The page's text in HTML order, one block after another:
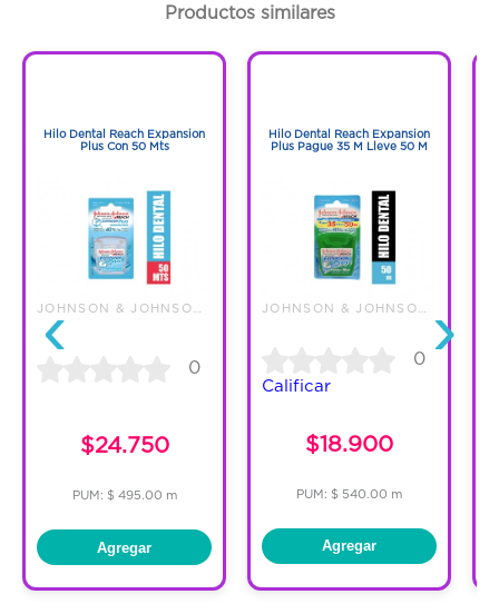
24 horas, (se debe usar en la mañana y en
la noche).
- Indicado para uso diario como
complemento de la higiene oral.
Productos similares
‹
Hilo Dental Reach Expansion
Plus Con 50 Mts
0
$24.750
PUM: $ 495.00 m
Agregar
Hilo Dental Reach Expansion
Plus Pague 35 M Lleve 50 M
0
Calificar
$18.900
PUM: $ 540.00 m
Agregar
›